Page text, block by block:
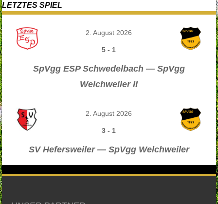
LETZTES SPIEL
2. August 2026
5 - 1
SpVgg ESP Schwedelbach — SpVgg
Welchweiler II
2. August 2026
3 - 1
SV Hefersweiler — SpVgg Welchweiler